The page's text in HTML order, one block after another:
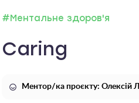
#Ментальне здоров'я
Caring
Ментор/ка проєкту: Олексій